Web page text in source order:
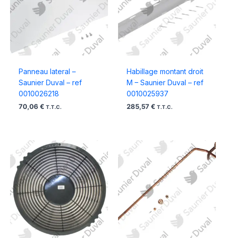
Panneau lateral –
Saunier Duval – ref
0010026218
70,06 € T.T.C.
Habillage montant droit
M – Saunier Duval – ref
0010025937
285,57 € T.T.C.